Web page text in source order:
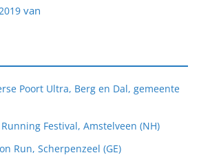
van
Poort Ultra, Berg en Dal, gemeente
Festival, Amstelveen (NH)
Run, Scherpenzeel (GE)